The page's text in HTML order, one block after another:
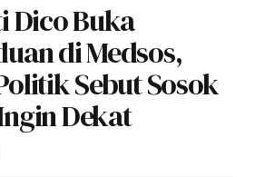
Dico Buka
di Medsos,
Sebut Sosok
Dekat